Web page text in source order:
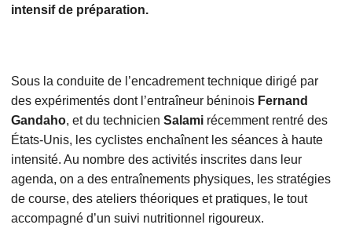
intensif de préparation.
Sous la conduite de l’encadrement technique dirigé par
des expérimentés dont l’entraîneur béninois Fernand
Gandaho, et du technicien Salamirécemment rentré des
États-Unis, les cyclistes enchaînent les séances à haute
intensité. Au nombre des activités inscrites dans leur
agenda, on a des entraînements physiques, les stratégies
de course, des ateliers théoriques et pratiques, le tout
accompagné d’un suivi nutritionnel rigoureux.